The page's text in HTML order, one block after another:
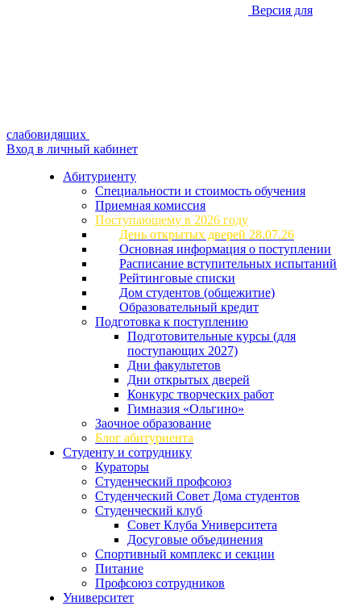
Версия для
слабовидящих
Вход в личный кабинет
Абитуриенту
Специальности и стоимость обучения
Приемная комиссия
Поступающему в 2026 году
День открытых дверей 28.07.26
Основная информация о поступлении
Расписание вступительных испытаний
Рейтинговые списки
Дом студентов (общежитие)
Образовательный кредит
Подготовка к поступлению
Подготовительные курсы (для
поступающих 2027)
Дни факультетов
Дни открытых дверей
Конкурс творческих работ
Гимназия «Ольгино»
Заочное образование
Блог абитуриента
Студенту и сотруднику
Кураторы
Студенческий профсоюз
Студенческий Совет Дома студентов
Студенческий клуб
Совет Клуба Университета
Досуговые объединения
Спортивный комплекс и секции
Питание
Профсоюз сотрудников
Университет